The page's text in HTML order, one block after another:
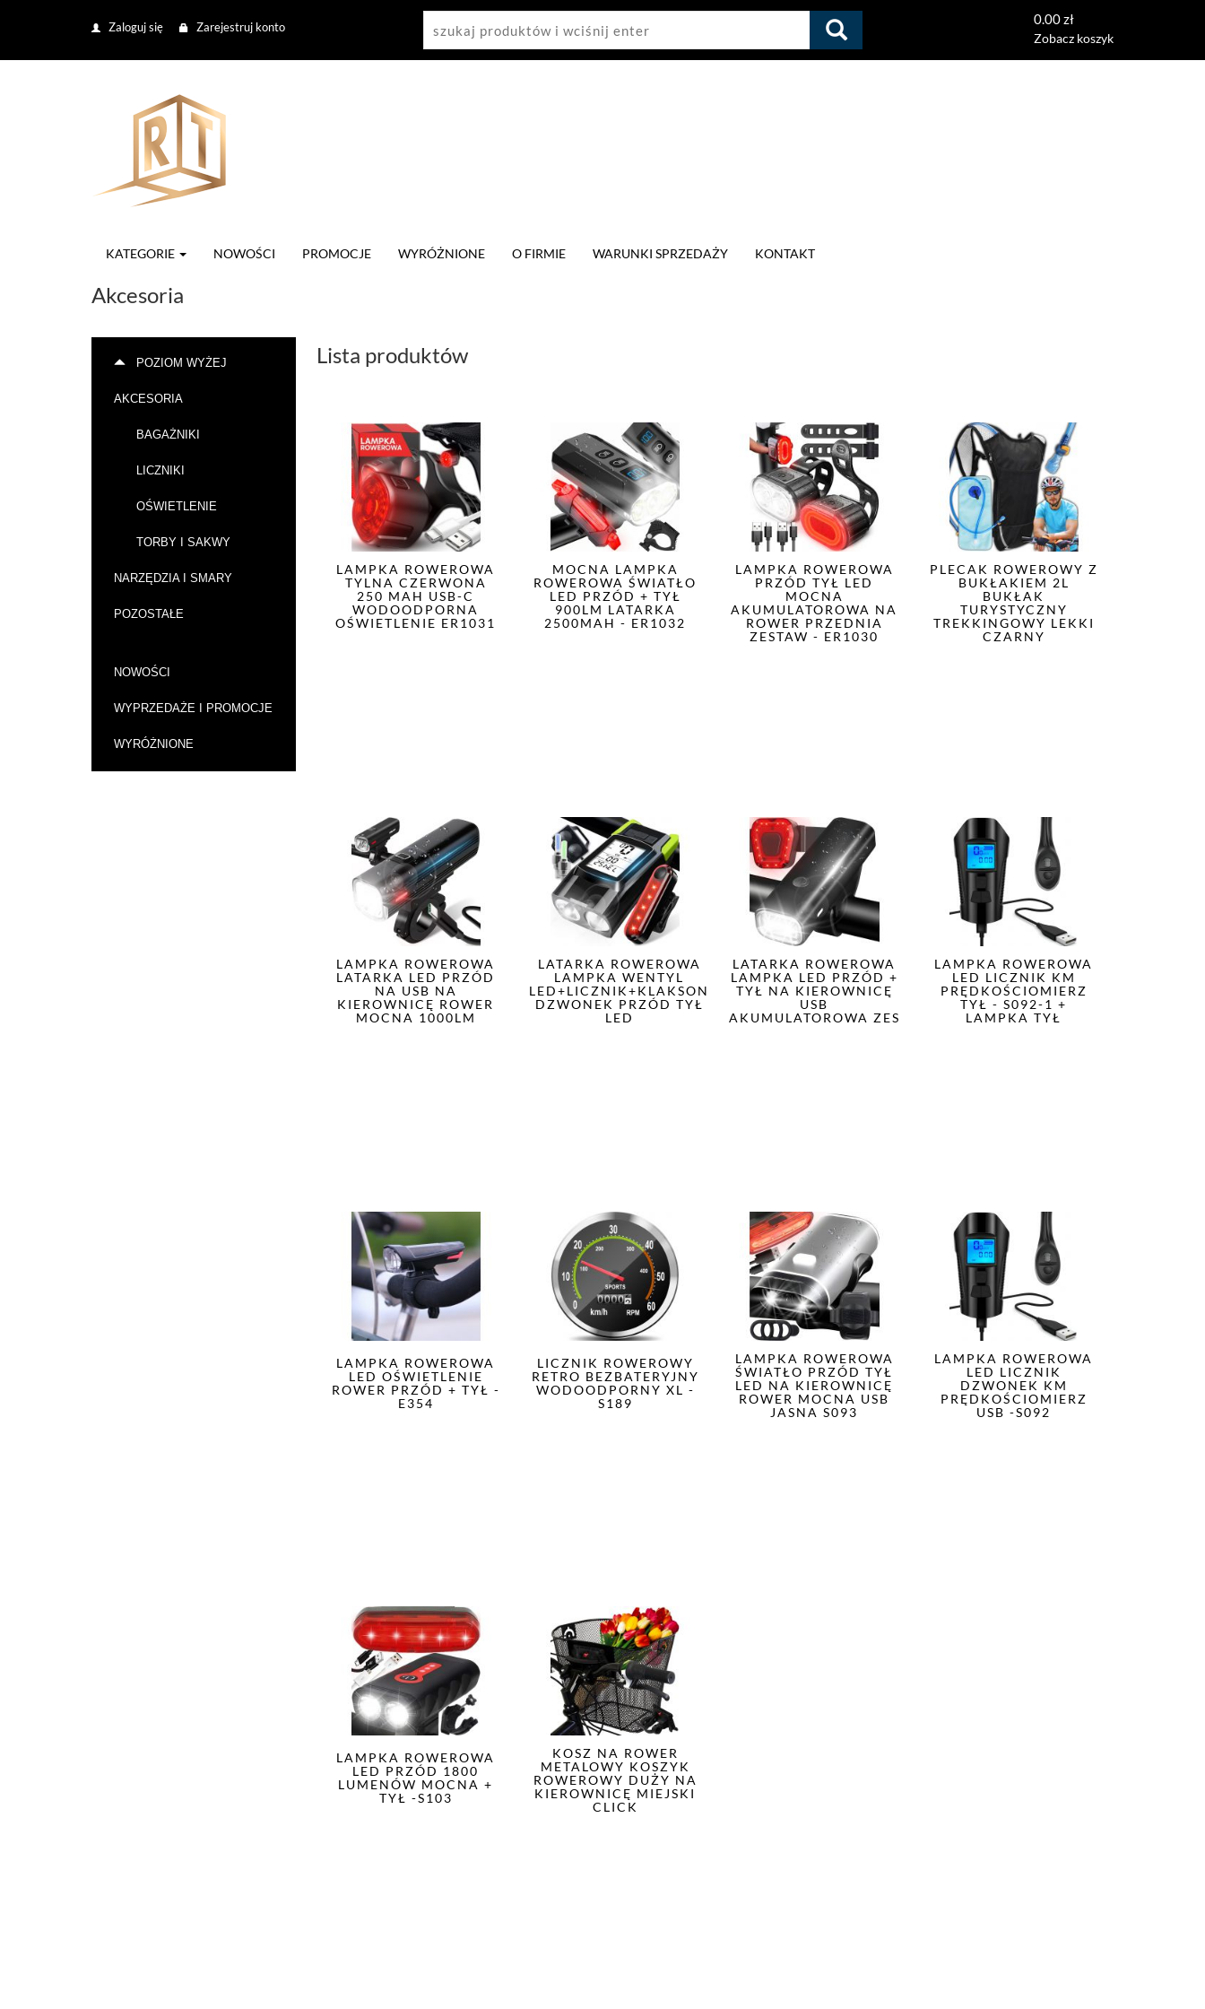
Zaloguj się Zarejestruj konto 0.00 zł
Zobacz koszyk
KATEGORIE NOWOŚCI PROMOCJE WYRÓŻNIONE O FIRMIE WARUNKI SPRZEDAŻY KONTAKT
Akcesoria
POZIOM WYŻEJ
AKCESORIA
BAGAŻNIKI
LICZNIKI
OŚWIETLENIE
TORBY I SAKWY
NARZĘDZIA I SMARY
POZOSTAŁE
NOWOŚCI
WYPRZEDAŻE I PROMOCJE
WYRÓŻNIONE
Lista produktów
LAMPKA ROWEROWA
TYLNA CZERWONA
250 MAH USB-C
WODOODPORNA
OŚWIETLENIE ER1031
MOCNA LAMPKA
ROWEROWA ŚWIATŁO
LED PRZÓD + TYŁ
900LM LATARKA
2500MAH - ER1032
LAMPKA ROWEROWA
PRZÓD TYŁ LED
MOCNA
AKUMULATOROWA NA
ROWER PRZEDNIA
ZESTAW - ER1030
PLECAK ROWEROWY Z
BUKŁAKIEM 2L
BUKŁAK
TURYSTYCZNY
TREKKINGOWY LEKKI
CZARNY
LAMPKA ROWEROWA
LATARKA LED PRZÓD
NA USB NA
KIEROWNICĘ ROWER
MOCNA 1000LM
LATARKA ROWEROWA
LAMPKA WENTYL
LED+LICZNIK+KLAKSON
DZWONEK PRZÓD TYŁ
LED
LATARKA ROWEROWA
LAMPKA LED PRZÓD +
TYŁ NA KIEROWNICĘ
USB
AKUMULATOROWA ZES
LAMPKA ROWEROWA
LED LICZNIK KM
PRĘDKOŚCIOMIERZ
TYŁ - S092-1 +
LAMPKA TYŁ
LAMPKA ROWEROWA
LED OŚWIETLENIE
ROWER PRZÓD + TYŁ -
E354
LICZNIK ROWEROWY
RETRO BEZBATERYJNY
WODOODPORNY XL -
S189
LAMPKA ROWEROWA
ŚWIATŁO PRZÓD TYŁ
LED NA KIEROWNICĘ
ROWER MOCNA USB
JASNA S093
LAMPKA ROWEROWA
LED LICZNIK
DZWONEK KM
PRĘDKOŚCIOMIERZ
USB -S092
LAMPKA ROWEROWA
LED PRZÓD 1800
LUMENÓW MOCNA +
TYŁ -S103
KOSZ NA ROWER
METALOWY KOSZYK
ROWEROWY DUŻY NA
KIEROWNICĘ MIEJSKI
CLICK